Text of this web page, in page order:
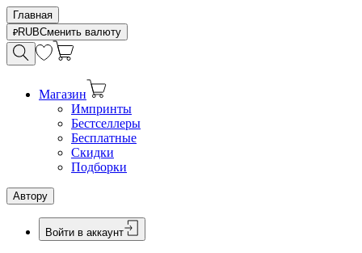
Главная
RUBСменить валюту
Магазин
Импринты
Бестселлеры
Бесплатные
Скидки
Подборки
Автору
Войти в аккаунт